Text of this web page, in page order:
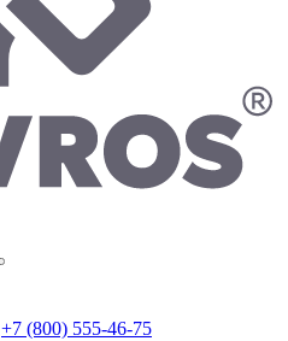
+7 (800) 555-46-75